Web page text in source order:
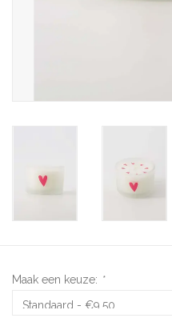
Maak een keuze: *